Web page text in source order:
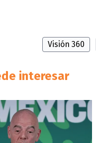
Visión 360
interesar